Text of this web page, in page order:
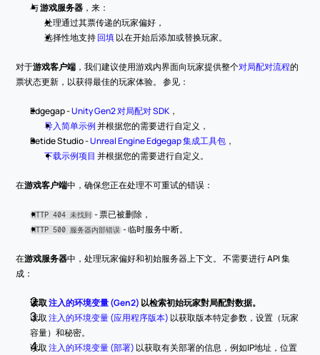
与 游戏服务器 ，来：
处理通过其票传递的玩家偏好，
选择性地支持 回填 以在开始后添加或替换玩家。
对于游戏客户端 ，我们建议使用游戏内界面向玩家提供整个对局配对流程的
票状态更新，以获得最佳的玩家体验。 参见：
Edgegap - Unity Gen2 对局配对 SDK ，
导入简单示例 并根据您的需要进行自定义，
Betide Studio - Unreal Engine Edgegap 集成工具包 ，
下载示例项目 并根据您的需要进行自定义。
在游戏客户端中，确保您正在处理不可重试的错误：
HTTP 404 未找到 - 票已被删除，
HTTP 500 服务器内部错误 - 临时服务中断。
在游戏服务器中，处理玩家偏好和初始服务器上下文。 不需要进行 API 集
成：
读取注入的环境变量 (Gen2) 以检索初始玩家對局配對数据。
读取 注入的环境变量 (应用程序版本) 以获取版本特定参数，设置（玩家
容量）和秘密。
读取 注入的环境变量 (部署) 以获取有关部署的信息，例如IP地址，位置